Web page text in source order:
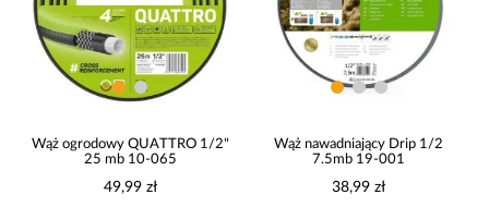
Wąż ogrodowy QUATTRO 1/2"
25 mb 10-065
49,99 zł
Wąż nawadniający Drip 1/2
7.5mb 19-001
38,99 zł